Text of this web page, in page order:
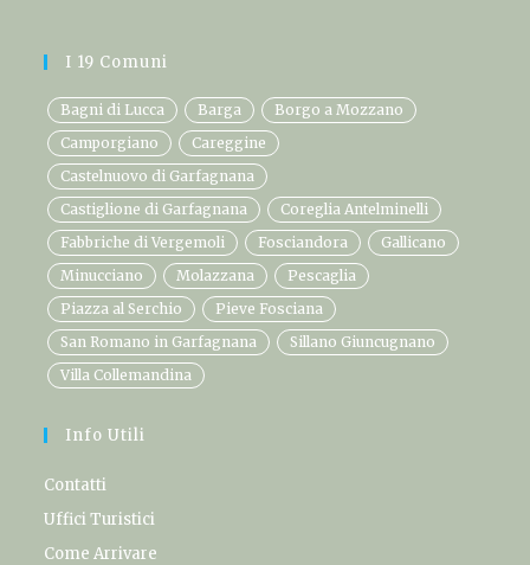
I 19 Comuni
Bagni di Lucca Barga
Borgo a Mozzano
Camporgiano
Careggine
Castelnuovo di Garfagnana
Castiglione di Garfagnana
Coreglia Antelminelli
Fabbriche di Vergemoli
Fosciandora
Gallicano
Minucciano
Molazzana
Pescaglia
Piazza al Serchio
Pieve Fosciana
San Romano in Garfagnana
Sillano Giuncugnano
Villa Collemandina
Info Utili
Contatti
Uffici Turistici
Come Arrivare